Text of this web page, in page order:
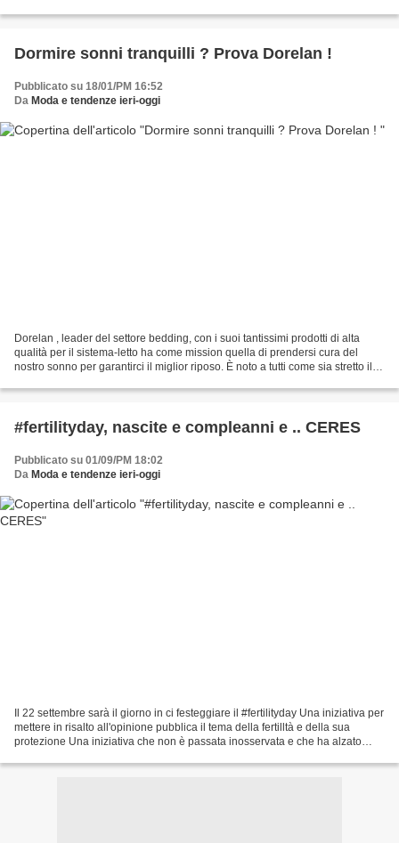
Dormire sonni tranquilli ? Prova Dorelan !
Pubblicato su 18/01/PM 16:52
Da Moda e tendenze ieri-oggi
Dorelan , leader del settore bedding, con i suoi tantissimi prodotti di alta
qualità per il sistema-letto ha come mission quella di prendersi cura del
nostro sonno per garantirci il miglior riposo. È noto a tutti come sia stretto il
#fertilityday, nascite e compleanni e .. CERES
Pubblicato su 01/09/PM 18:02
Da Moda e tendenze ieri-oggi
Il 22 settembre sarà il giorno in ci festeggiare il #fertilityday Una iniziativa per
mettere in risalto all'opinione pubblica il tema della fertilltà e della sua
protezione Una iniziativa che non è passata inosservata e che ha alzato